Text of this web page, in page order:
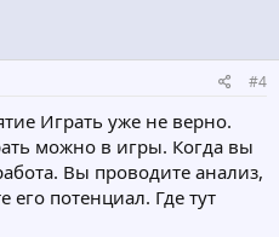
#4
Играть уже не верно.
можно в игры. Когда вы
Вы проводите анализ,
его потенциал. Где тут